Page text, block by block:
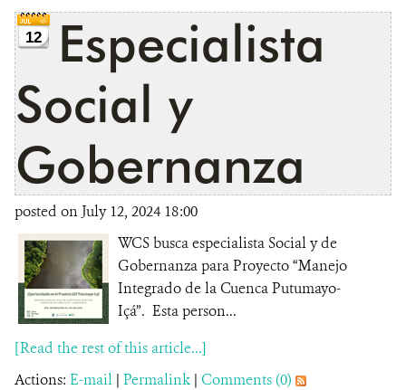
12
Especialista
Social y
Gobernanza
posted on July 12, 2024 18:00
WCS busca especialista Social y de
Gobernanza para Proyecto “Manejo
Integrado de la Cuenca Putumayo-
Içá”. Esta person...
[Read the rest of this article...]
Actions: E-mail | Permalink | Comments (0)